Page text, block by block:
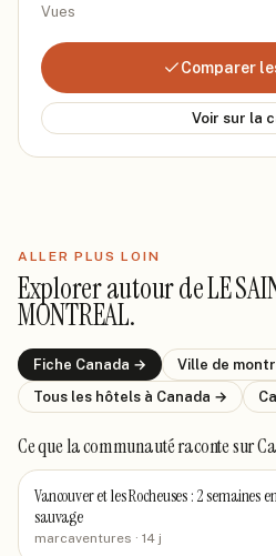
Vues
Comparer
Voir sur la
ALLER PLUS LOIN
Explorer autour deLE
MONTREAL.
Fiche Canada → Ville de
Tous les hôtels à Canada →
Ce que la communauté racontesur
Vancouver et les Rocheuses : 2 semaines
sauvage
marcaventures · 14 j